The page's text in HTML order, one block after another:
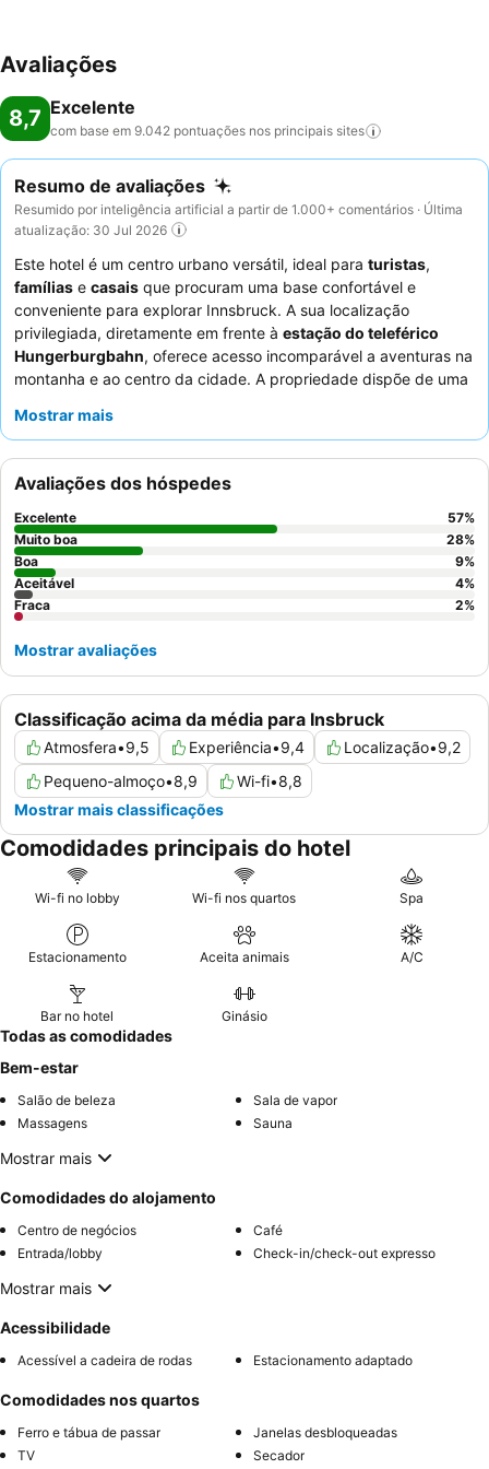
Avaliações
8,7 Excelente
com base em 9.042 pontuações nos principais sites
Resumo de avaliações
Resumido por inteligência artificial a partir de 1.000+ comentários · Última
atualização: 30 Jul 2026
Este hotel é um centro urbano versátil, ideal para turistas,
famílias e casais que procuram uma base confortável e
conveniente para explorar Innsbruck. A sua localização
privilegiada, diretamente em frente à estação do teleférico
Hungerburgbahn, oferece acesso incomparável a aventuras na
montanha e ao centro da cidade. A propriedade dispõe de uma
de vapor, perfeita para relaxar após um dia de exploração. Os
simpáticos e profissionais
buffet de pequeno-almoço. Para a melhor experiência,
considere reservar um quarto com
para
apreciar plenamente os arredores deslumbrantes.
Mostrar mais
Classificação acima da média para Insbruck
Atmosfera•9,5 Experiência•9,4 Localização•9,2
Pequeno-almoço•8,9 Wi-fi•8,8
Mostrar mais classificações
Avaliações dos hóspedes
Excelente 57%
Muito boa
28%
Boa
9%
Aceitável
4%
Fraca
2%
Mostrar avaliações
Comodidades principais do hotel
Wi-fi no lobby Wi-fi nos quartos Spa
Estacionamento Aceita animais A/C
Bar no hotel Ginásio
Todas as comodidades
Bem-estar
Salão de beleza
Sala de vapor
Massagens
Sauna
Mostrar mais
Comodidades do alojamento
Centro de negócios
Café
Entrada/lobby
Check-in/check-out expresso
Mostrar mais
Acessibilidade
Acessível a cadeira de rodas Estacionamento adaptado
Comodidades nos quartos
Ferro e tábua de passar
Janelas desbloqueadas
TV
Secador